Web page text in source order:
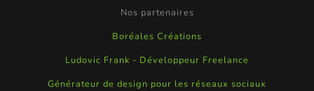
Nos partenaires
Boréales Créations
Ludovic Frank - Développeur Freelance
Générateur de design pour les réseaux sociaux